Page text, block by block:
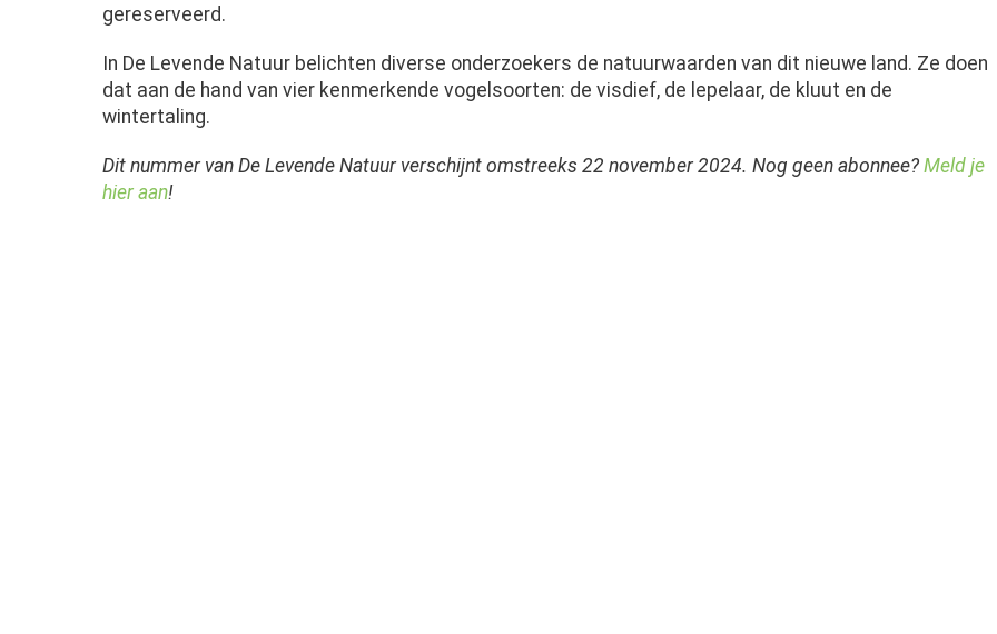
gereserveerd.
In De Levende Natuur belichten diverse onderzoekers de natuurwaarden van dit nieuwe land. Ze doen
dat aan de hand van vier kenmerkende vogelsoorten: de visdief, de lepelaar, de kluut en de
wintertaling.
Dit nummer van De Levende Natuur verschijnt omstreeks 22 november 2024. Nog geen abonnee? Meld je
hier aan!